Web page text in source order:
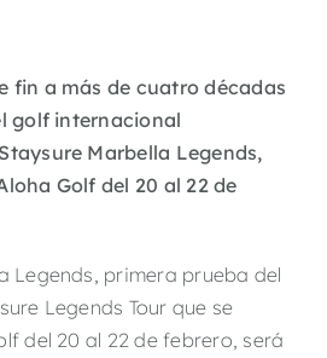
fin a más de cuatro décadas
golf internacional
Marbella Legends,
Golf del 20 al 22 de
Legends, primera prueba del
Legends Tour que se
del 20 al 22 de febrero, será